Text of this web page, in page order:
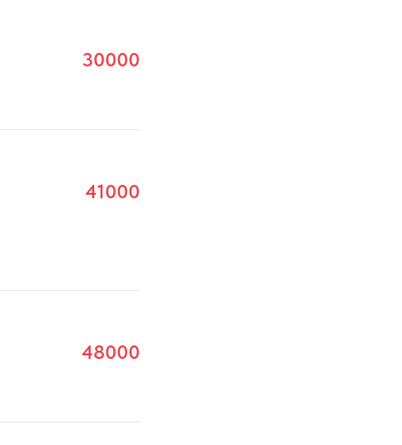
30000
41000
48000